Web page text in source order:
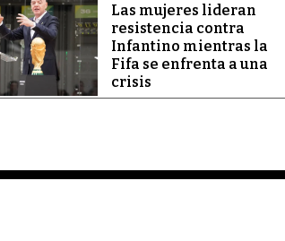
Las mujeres lideran
resistencia contra
Infantino mientras la
Fifa se enfrenta a una
crisis